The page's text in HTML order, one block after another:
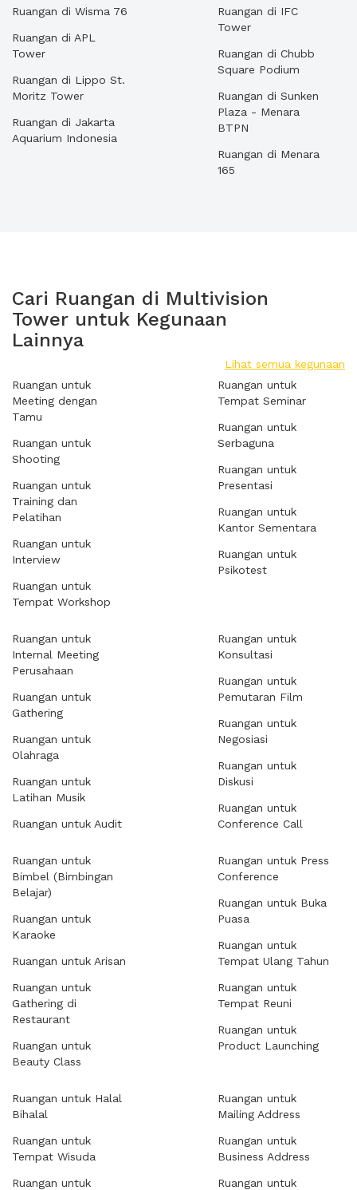
Ruangan di Wisma 76
Ruangan di APL
Tower
Ruangan di Lippo St.
Moritz Tower
Ruangan di Jakarta
Aquarium Indonesia
Ruangan di IFC
Tower
Ruangan di Chubb
Square Podium
Ruangan di Sunken
Plaza - Menara
BTPN
Ruangan di Menara
165
Cari Ruangan di Multivision
Tower untuk Kegunaan
Lainnya
Lihat semua kegunaan
Ruangan untuk
Meeting dengan
Tamu
Ruangan untuk
Shooting
Ruangan untuk
Training dan
Pelatihan
Ruangan untuk
Interview
Ruangan untuk
Tempat Workshop
Ruangan untuk
Tempat Seminar
Ruangan untuk
Serbaguna
Ruangan untuk
Presentasi
Ruangan untuk
Kantor Sementara
Ruangan untuk
Psikotest
Ruangan untuk
Internal Meeting
Perusahaan
Ruangan untuk
Gathering
Ruangan untuk
Olahraga
Ruangan untuk
Latihan Musik
Ruangan untuk Audit
Ruangan untuk
Konsultasi
Ruangan untuk
Pemutaran Film
Ruangan untuk
Negosiasi
Ruangan untuk
Diskusi
Ruangan untuk
Conference Call
Ruangan untuk
Bimbel (Bimbingan
Belajar)
Ruangan untuk
Karaoke
Ruangan untuk Arisan
Ruangan untuk
Gathering di
Restaurant
Ruangan untuk
Beauty Class
Ruangan untuk Press
Conference
Ruangan untuk Buka
Puasa
Ruangan untuk
Tempat Ulang Tahun
Ruangan untuk
Tempat Reuni
Ruangan untuk
Product Launching
Ruangan untuk Halal
Bihalal
Ruangan untuk
Tempat Wisuda
Ruangan untuk
Ruangan untuk
Mailing Address
Ruangan untuk
Business Address
Ruangan untuk